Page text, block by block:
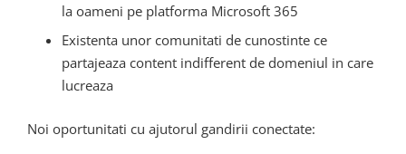
la oameni pe platforma Microsoft 365
Existenta unor comunitati de cunostinte ce
partajeaza content indifferent de domeniul in care
lucreaza
Noi oportunitati cu ajutorul gandirii conectate: